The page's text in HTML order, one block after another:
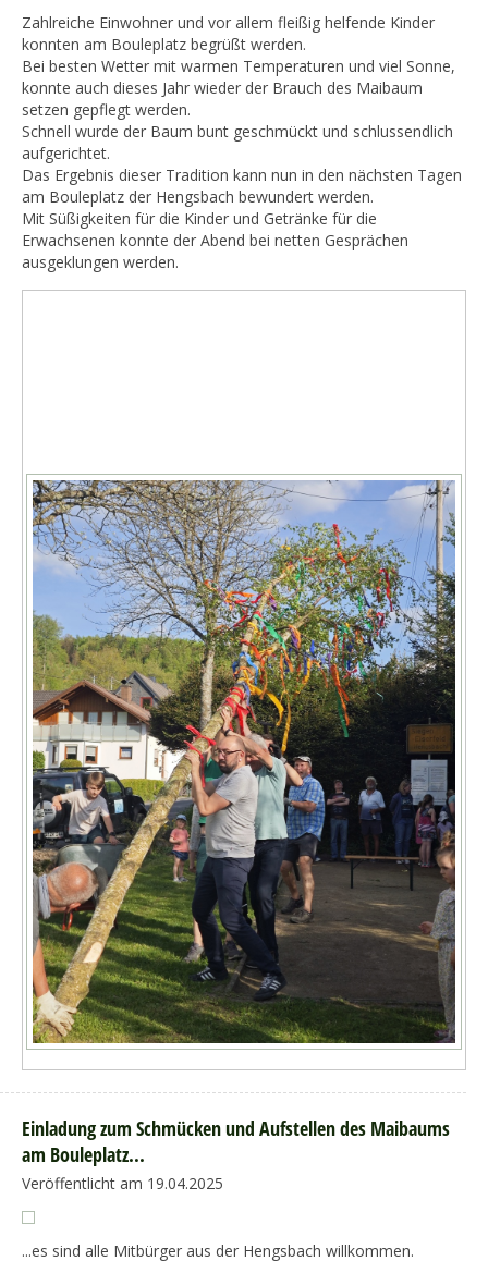
Zahlreiche Einwohner und vor allem fleißig helfende Kinder
konnten am Bouleplatz begrüßt werden.
Bei besten Wetter mit warmen Temperaturen und viel Sonne,
konnte auch dieses Jahr wieder der Brauch des Maibaum
setzen gepflegt werden.
Schnell wurde der Baum bunt geschmückt und schlussendlich
aufgerichtet.
Das Ergebnis dieser Tradition kann nun in den nächsten Tagen
am Bouleplatz der Hengsbach bewundert werden.
Mit Süßigkeiten für die Kinder und Getränke für die
Erwachsenen konnte der Abend bei netten Gesprächen
ausgeklungen werden.
Einladung zum Schmücken und Aufstellen des Maibaums
am Bouleplatz...
Veröffentlicht am 19.04.2025
...es sind alle Mitbürger aus der Hengsbach willkommen.